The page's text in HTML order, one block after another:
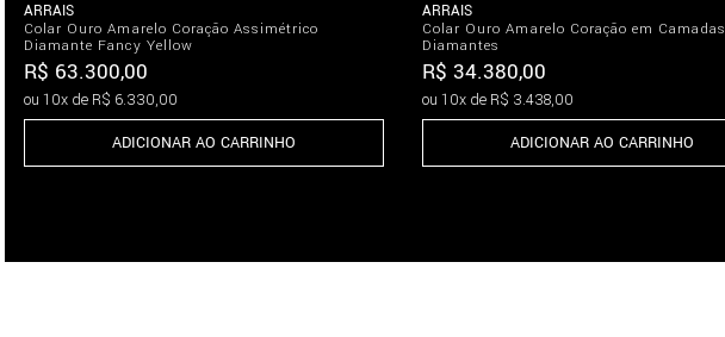
ARRAIS
Colar Ouro Amarelo Coração Assimétrico
Diamante Fancy Yellow
R$ 63.300,00
ou 10x de R$ 6.330,00
ADICIONAR AO CARRINHO
ARRAIS
Colar Ouro Amarelo Coração em Camadas
Diamantes
R$ 34.380,00
ou 10x de R$ 3.438,00
ADICIONAR AO CARRINHO